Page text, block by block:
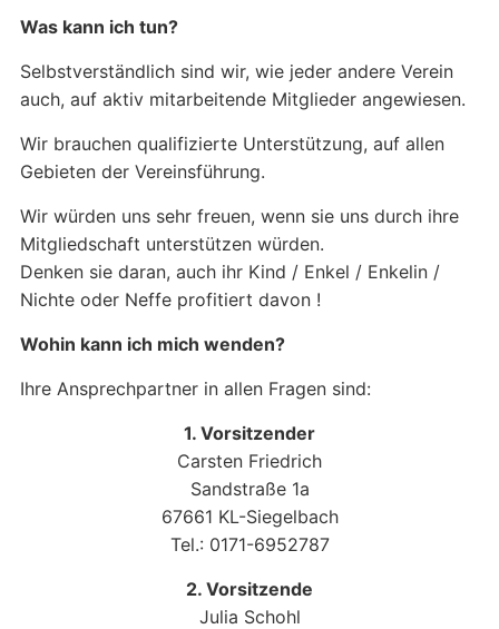
Was kann ich tun?
Selbstverständlich sind wir, wie jeder andere Verein
auch, auf aktiv mitarbeitende Mitglieder angewiesen.
Wir brauchen qualifizierte Unterstützung, auf allen
Gebieten der Vereinsführung.
Wir würden uns sehr freuen, wenn sie uns durch ihre
Mitgliedschaft unterstützen würden.
Denken sie daran, auch ihr Kind / Enkel / Enkelin /
Nichte oder Neffe profitiert davon !
Wohin kann ich mich wenden?
Ihre Ansprechpartner in allen Fragen sind:
1. Vorsitzender
Carsten Friedrich
Sandstraße 1a
67661 KL-Siegelbach
Tel.: 0171-6952787
2. Vorsitzende
Julia Schohl